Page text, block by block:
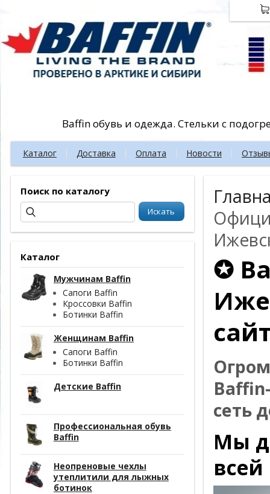
Baffin обувь и одежда. Стельки с
Каталог Доставка Оплата Новости
Поиск по каталогу
Каталог
Мужчинам Baffin
Сапоги Baffin
Кроссовки Baffin
Ботинки Baffin
Женщинам Baffin
Сапоги Baffin
Ботинки Baffin
Детские Baffin
Профессиональная обувь
Baffin
Неопреновые чехлы
утеплитили для лыжных
ботинок
✪
сеть
Мы